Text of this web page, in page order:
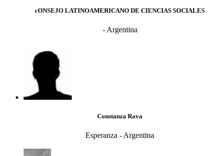
cONSEJO LATINOAMERICANO DE CIENCIAS SOCIALES
- Argentina
Constanza Rava
Esperanza - Argentina